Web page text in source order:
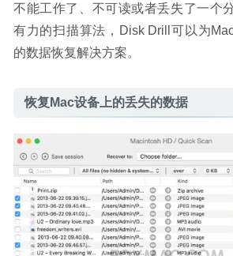
不能工作了、不可读或者丢失了一个
有力的扫描算法，Disk Drill可以为
的数据恢复解决方案。
恢复Mac设备上的丢失的数据